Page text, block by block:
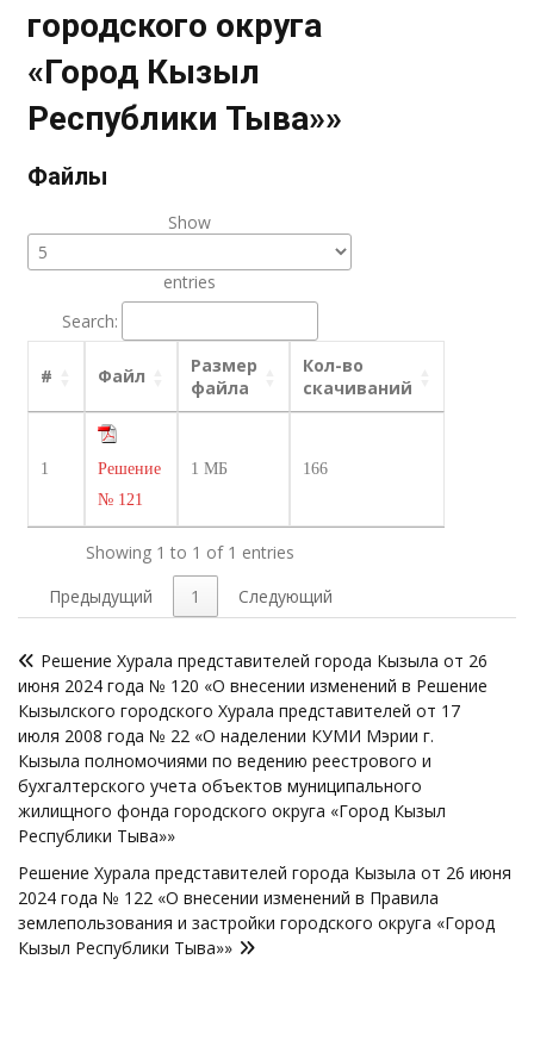
городского округа
«Город Кызыл
Республики Тыва»»
Файлы
Show
entries
Search:
# Файл
Размер
файла
Кол-во
скачиваний
1
Решение
№ 121
1 МБ 166
Showing 1 to 1 of 1 entries
Предыдущий
1 Следующий
по
записям
Решение Хурала представителей города Кызыла от 26
июня 2024 года № 120 «О внесении изменений в Решение
Кызылского городского Хурала представителей от 17
июля 2008 года № 22 «О наделении КУМИ Мэрии г.
Кызыла полномочиями по ведению реестрового и
бухгалтерского учета объектов муниципального
жилищного фонда городского округа «Город Кызыл
Республики Тыва»»
Решение Хурала представителей города Кызыла от 26 июня
2024 года № 122 «О внесении изменений в Правила
землепользования и застройки городского округа «Город
Кызыл Республики Тыва»»